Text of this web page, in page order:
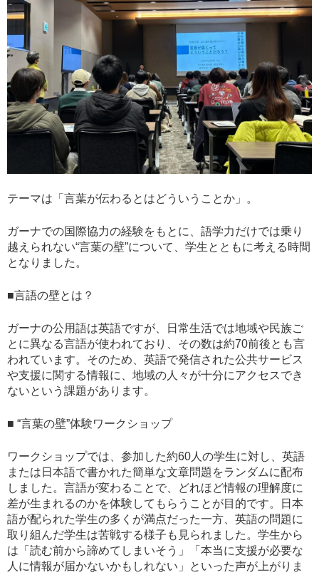
テーマは「言葉が伝わるとはどういうことか」。
ガーナでの国際協力の経験をもとに、語学力だけでは乗り
越えられない“言葉の壁”について、学生とともに考える時間
となりました。
■言語の壁とは？
ガーナの公用語は英語ですが、日常生活では地域や民族ご
とに異なる言語が使われており、その数は約70前後とも言
われています。そのため、英語で発信された公共サービス
や支援に関する情報に、地域の人々が十分にアクセスでき
ないという課題があります。
■ “言葉の壁”体験ワークショップ
ワークショップでは、参加した約60人の学生に対し、英語
または日本語で書かれた簡単な文章問題をランダムに配布
しました。言語が変わることで、どれほど情報の理解度に
差が生まれるのかを体験してもらうことが目的です。日本
語が配られた学生の多くが満点だった一方、英語の問題に
取り組んだ学生は苦戦する様子も見られました。学生から
は「読む前から諦めてしまいそう」「本当に支援が必要な
人に情報が届かないかもしれない」といった声が上がりま